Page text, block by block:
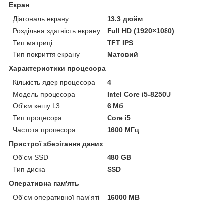
Екран
Діагональ екрану
13.3 дюйм
Роздільна здатність екрану
Full HD (1920×1080)
Тип матриці
TFT IPS
Тип покриття екрану
Матовий
Характеристики процесора
Кількість ядер процесора
4
Модель процесора
Intel Core i5-8250U
Об'єм кешу L3
6 Мб
Тип процесора
Core i5
Частота процесора
1600 МГц
Пристрої зберігання даних
Об'єм SSD
480 GB
Тип диска
SSD
Оперативна пам'ять
Об'єм оперативної пам'яті
16000 MB